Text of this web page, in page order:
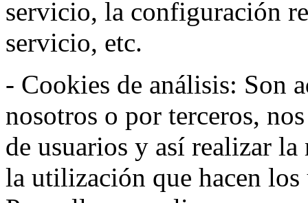
servicio, la configuración
servicio, etc.
- Cookies de análisis: Son
nosotros o por terceros,
de usuarios y así realizar
la utilización que hacen